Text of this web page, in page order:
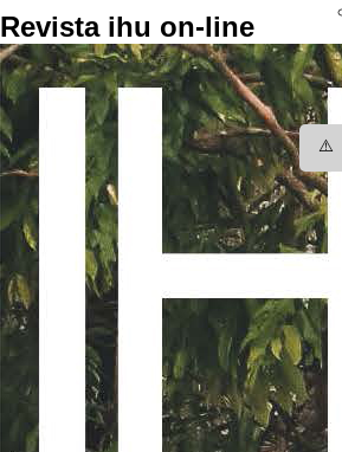
Revista ihu on-line
⚠️